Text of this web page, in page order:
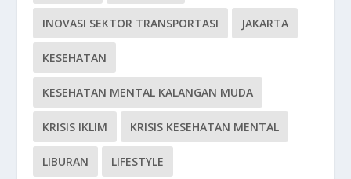
INOVASI SEKTOR TRANSPORTASI JAKARTA
KESEHATAN
KESEHATAN MENTAL KALANGAN MUDA
KRISIS IKLIM KRISIS KESEHATAN MENTAL
LIBURAN LIFESTYLE